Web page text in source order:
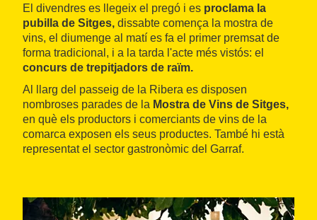
El divendres es llegeix el pregó i es proclama la
pubilla de Sitges, dissabte comença la mostra de
vins, el diumenge al matí es fa el primer premsat de
forma tradicional, i a la tarda l'acte més vistós: el
concurs de trepitjadors de raïm.
Al llarg del passeig de la Ribera es disposen
nombroses parades de la Mostra de Vins de Sitges,
en què els productors i comerciants de vins de la
comarca exposen els seus productes. També hi està
representat el sector gastronòmic del Garraf.